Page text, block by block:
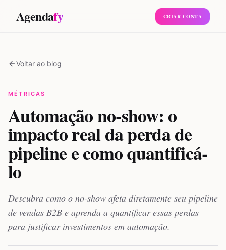
Agendafy CRIAR CONTA
Voltar ao blog
MÉTRICAS
Automação no-show: o
impacto real da perda de
pipeline e como quantificá-
lo
Descubra como o no-show afeta diretamente seu pipeline
de vendas B2B e aprenda a quantificar essas perdas
para justificar investimentos em automação.